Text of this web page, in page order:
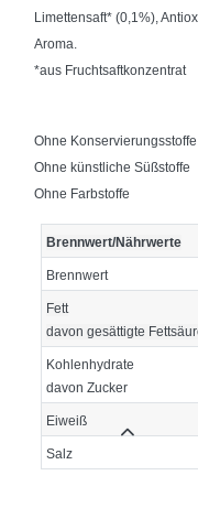
Limettensaft* (0,1%),
Aroma.
*aus Fruchtsaftkonzentrat
Ohne Konservierungsstoffe
Ohne künstliche Süßstoffe
Ohne Farbstoffe
Brennwert/Nährwerte
Brennwert
Fett
davon gesättigte
Kohlenhydrate
davon Zucker
Eiweiß
Salz